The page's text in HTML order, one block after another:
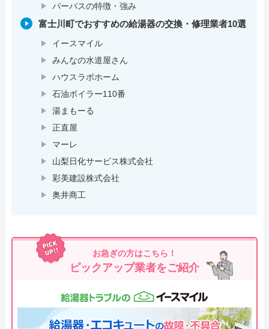
パーパスの特徴・強み
富士川町でおすすめの給湯器の交換・修理業者10選
イースマイル
みんなの水道屋さん
ハウスラボホーム
石油ボイラー110番
湯まもーる
正直屋
マーレ
山梨日化サービス株式会社
彩美建設株式会社
奥井商工
お急ぎの方はこちら！
ピックアップ業者をご紹介